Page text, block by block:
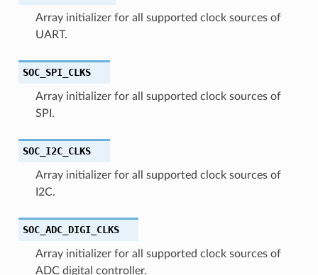
Array initializer for all supported clock sources of
UART.
SOC_SPI_CLKS
Array initializer for all supported clock sources of
SPI.
SOC_I2C_CLKS
Array initializer for all supported clock sources of
I2C.
SOC_ADC_DIGI_CLKS
Array initializer for all supported clock sources of
ADC digital controller.